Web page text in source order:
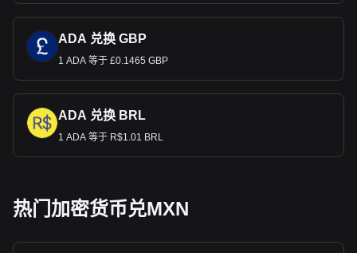
ADA 兑换 GBP
1 ADA 等于 £0.1465 GBP
ADA 兑换 BRL
1 ADA 等于 R$1.01 BRL
热门加密货币兑MXN